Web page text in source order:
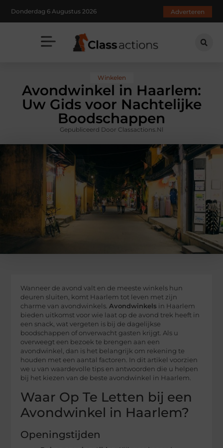
Donderdag 6 Augustus 2026 Adverteren
Winkelen
Avondwinkel in Haarlem:
Uw Gids voor Nachtelijke
Boodschappen
Gepubliceerd Door Classactions.nl
Wanneer de avond valt en de meeste winkels hun
deuren sluiten, komt Haarlem tot leven met zijn
charme van avondwinkels. Avondwinkels in Haarlem
bieden uitkomst voor wie laat op de avond trek heeft in
een snack, wat vergeten is bij de dagelijkse
boodschappen of onverwacht gasten krijgt. Als u
overweegt een bezoek te brengen aan een
avondwinkel, dan is het belangrijk om rekening te
houden met een aantal factoren. In dit artikel voorzien
we u van waardevolle tips en antwoorden die u helpen
bij het kiezen van de beste avondwinkel in Haarlem.
Waar Op Te Letten bij een
Avondwinkel in Haarlem?
Openingstijden